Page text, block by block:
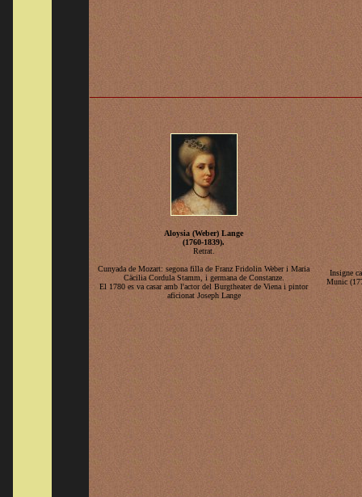
Aloysia (Weber) Lange
(1760-1839).
Retrat.
Cunyada de Mozart: segona filla de Franz Fridolin Weber i Maria
Cäcilia Cordula Stamm, i germana de Constanze.
El 1780 es va casar amb l'actor del Burgtheater de Viena i pintor
aficionat Joseph Lange
Insigne
Munic